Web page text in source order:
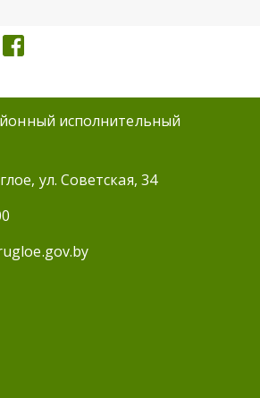
исполнительный
ул. Советская, 34